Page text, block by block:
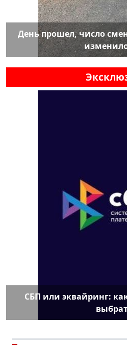
День прошел, число
СБП или эквайринг: